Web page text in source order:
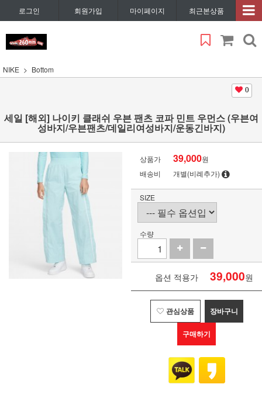
로그인 회원가입 마이페이지 최근본상품
NIKE Bottom
0
세일 [해외] 나이키 클래쉬 우븐 팬츠 코파 민트 우먼스 (우븐여
성바지/우븐팬츠/데일리여성바지/운동긴바지)
상품가 39,000원
배송비
개별(비례추가)
SIZE
수량
옵션 적용가 39,000원
관심상품 장바구니
구매하기